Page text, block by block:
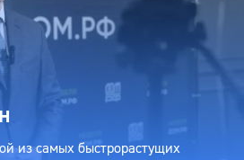
из самых быстрорастущих